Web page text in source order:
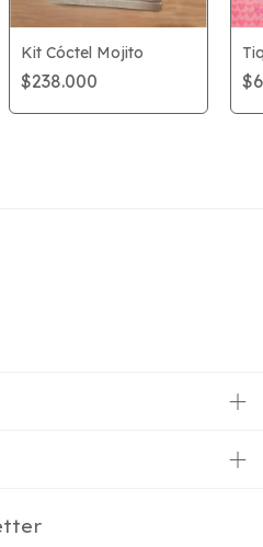
Kit Cóctel Mojito
$238.000